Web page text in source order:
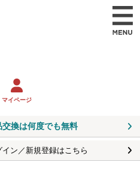
マイページ
換は何度でも無料
ン／新規登録はこちら